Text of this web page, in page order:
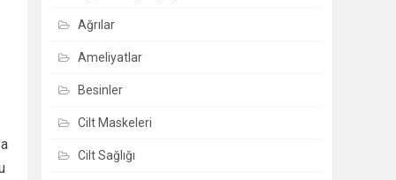
Ağrılar
Ameliyatlar
Besinler
Cilt Maskeleri
Cilt Sağlığı